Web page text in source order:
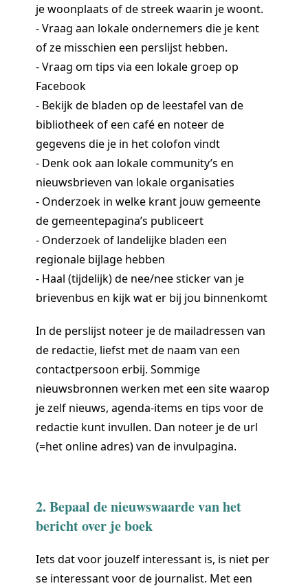
je woonplaats of de streek waarin je woont.
- Vraag aan lokale ondernemers die je kent
of ze misschien een perslijst hebben.
- Vraag om tips via een lokale groep op
Facebook
- Bekijk de bladen op de leestafel van de
bibliotheek of een café en noteer de
gegevens die je in het colofon vindt
- Denk ook aan lokale community’s en
nieuwsbrieven van lokale organisaties
- Onderzoek in welke krant jouw gemeente
de gemeentepagina’s publiceert
- Onderzoek of landelijke bladen een
regionale bijlage hebben
- Haal (tijdelijk) de nee/nee sticker van je
brievenbus en kijk wat er bij jou binnenkomt
In de perslijst noteer je de mailadressen van
de redactie, liefst met de naam van een
contactpersoon erbij. Sommige
nieuwsbronnen werken met een site waarop
je zelf nieuws, agenda-items en tips voor de
redactie kunt invullen. Dan noteer je de url
(=het online adres) van de invulpagina.
2. Bepaal de nieuwswaarde van het
bericht over je boek
Iets dat voor jouzelf interessant is, is niet per
se interessant voor de journalist. Met een